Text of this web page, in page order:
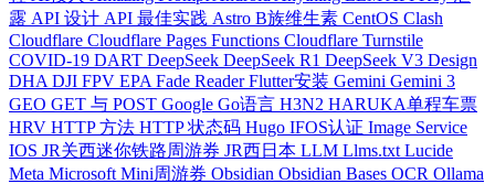
露 API 设计 API 最佳实践 Astro B族维生素 CentOS Clash
Cloudflare Cloudflare Pages Functions Cloudflare Turnstile
COVID-19 DART DeepSeek DeepSeek R1 DeepSeek V3 Design
DHA DJI FPV EPA Fade ReaderFlutter安装 Gemini Gemini 3
GEO GET 与 POST Google Go语言 H3N2 HARUKA单程车票
HRV HTTP 方法 HTTP 状态码 Hugo IFOS认证 Image Service
IOS JR关西迷你铁路周游券 JR西日本 LLM Llms.txt Lucide
Meta Microsoft Mini周游券 Obsidian Obsidian Bases OCR Ollama